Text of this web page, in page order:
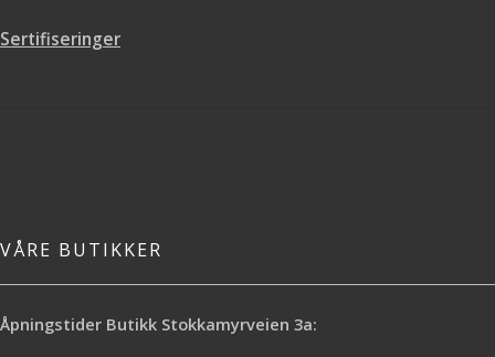
Sertifiseringer
VÅRE BUTIKKER
Åpningstider Butikk Stokkamyrveien 3a: